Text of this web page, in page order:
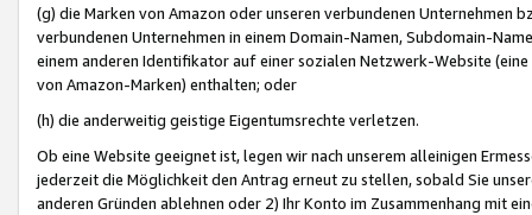
(g) die Marken von Amazon oder unseren verbundenen Unternehmen
verbundenen Unternehmen in einem Domain-Namen, Subdomain-
einem anderen Identifikator auf einer sozialen Netzwerk-Website
von Amazon-Marken) enthalten; oder
(h) die anderweitig geistige Eigentumsrechte verletzen.
Ob eine Website geeignet ist, legen wir nach unserem alleinigen
jederzeit die Möglichkeit den Antrag erneut zu stellen, sobald Sie
anderen Gründen ablehnen oder 2) Ihr Konto im Zusammenhang mit